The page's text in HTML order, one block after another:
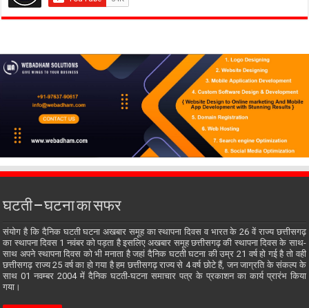
घटती – घटना का सफर
संयोग है कि दैनिक घटती घटना अखबार समूह का स्थापना दिवस व भारत के 26 वें राज्य छत्तीसगढ़
का स्थापना दिवस 1 नवंबर को पड़ता है इसलिए अखबार समूह छत्तीसगढ़ की स्थापना दिवस के साथ-
साथ अपने स्थापना दिवस को भी मनाता है जहां दैनिक घटती घटना की उम्र 21 वर्ष हो गई है तो वही
छत्तीसगढ़ राज्य 25 वर्ष का हो गया है हम छत्तीसगढ़ राज्य से 4 वर्ष छोटे हैं, जन जाग्रति के संकल्प के
साथ 01 नवम्बर 2004 में दैनिक घटती-घटना समाचार पत्र के प्रकाशन का कार्य प्रारंभ किया
गया।